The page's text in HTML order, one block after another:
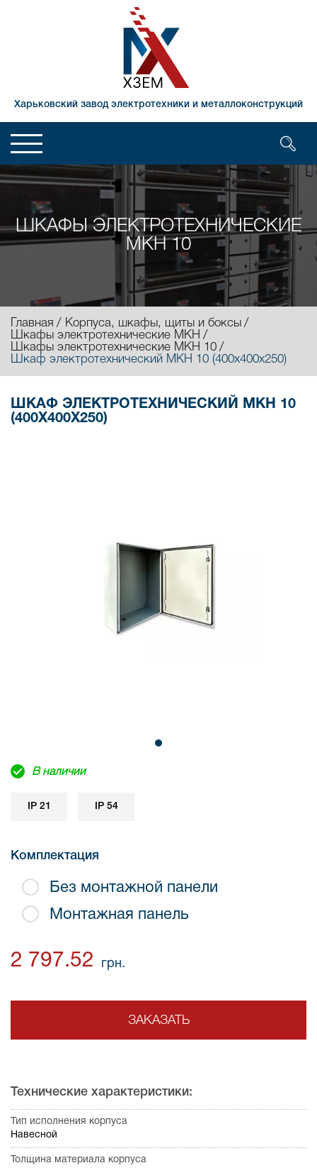
Харьковский завод электротехники и металлоконструкций
ШКАФЫ ЭЛЕКТРОТЕХНИЧЕСКИЕ
МКН 10
Главная
Корпуса, шкафы, щиты и боксы
Шкафы электротехнические МКН
Шкафы электротехнические МКН 10
Шкаф электротехнический МКН 10 (400х400х250)
ШКАФ ЭЛЕКТРОТЕХНИЧЕСКИЙ МКН 10
(400Х400Х250)
В наличии
IP 21 IP 54
Комплектация
Без монтажной панели
Монтажная панель
2 797.52 грн.
ЗАКАЗАТЬ
Технические характеристики:
Тип исполнения корпуса
Навесной
Толщина материала корпуса